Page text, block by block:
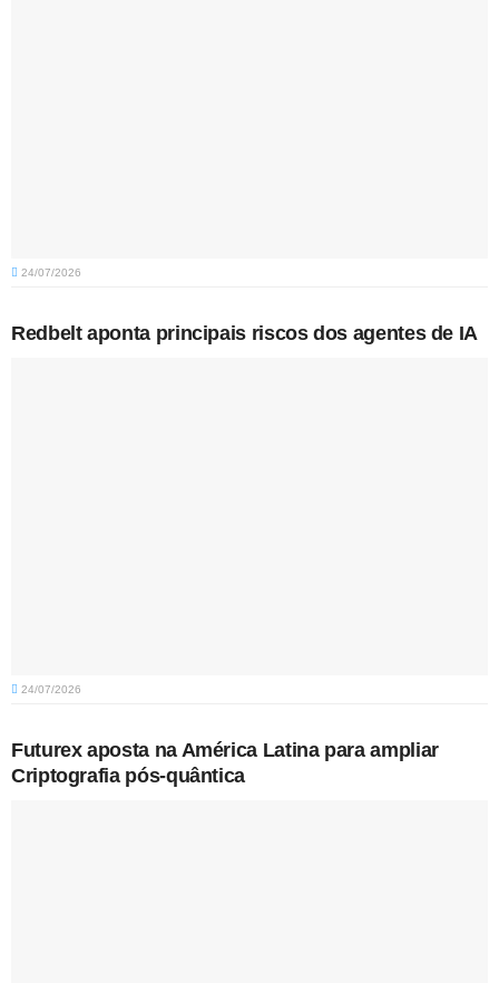
24/07/2026
Redbelt aponta principais riscos dos agentes de IA
24/07/2026
Futurex aposta na América Latina para ampliar
Criptografia pós-quântica